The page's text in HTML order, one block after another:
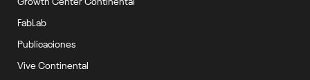
FabLab
Publicaciones
Vive Continental